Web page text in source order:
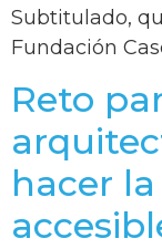
Subtitulado,
Fundación
Reto
hacer